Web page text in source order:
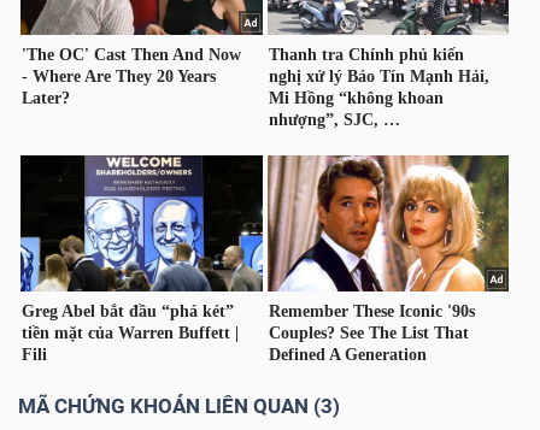
MÃ CHỨNG KHOÁN LIÊN QUAN (3)
SỨC
KHỎE
CHÍNH